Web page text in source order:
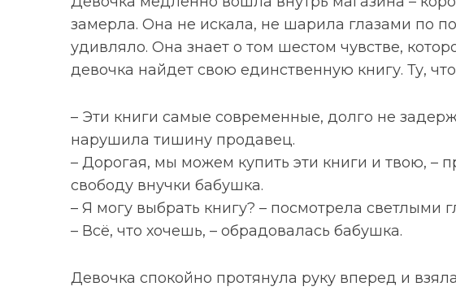
замерла. Она не искала, не шарила глазами по
удивляло. Она знает о том шестом чувстве,
девочка найдет свою единственную книгу. Ту,
– Эти книги самые современные, долго не
нарушила тишину продавец.
– Дорогая, мы можем купить эти книги и твою, –
свободу внучки бабушка.
– Я могу выбрать книгу? – посмотрела светлыми
– Всё, что хочешь, – обрадовалась бабушка.
Девочка спокойно протянула руку вперед и
o
r
: